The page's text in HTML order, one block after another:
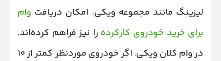
لیزینگ مانند مجموعه ویکی، امکان دریافت وام
برای خرید خودروی کارکرده را نیز فراهم کرده‌اند.
در وام کلان ویکی، اگر خودروی موردنظر کمتر از ۱۰